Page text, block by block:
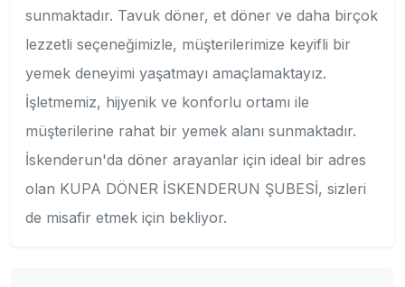
sunmaktadır. Tavuk döner, et döner ve daha birçok
lezzetli seçeneğimizle, müşterilerimize keyifli bir
yemek deneyimi yaşatmayı amaçlamaktayız.
İşletmemiz, hijyenik ve konforlu ortamı ile
müşterilerine rahat bir yemek alanı sunmaktadır.
İskenderun'da döner arayanlar için ideal bir adres
olan KUPA DÖNER İSKENDERUN ŞUBESİ, sizleri
de misafir etmek için bekliyor.